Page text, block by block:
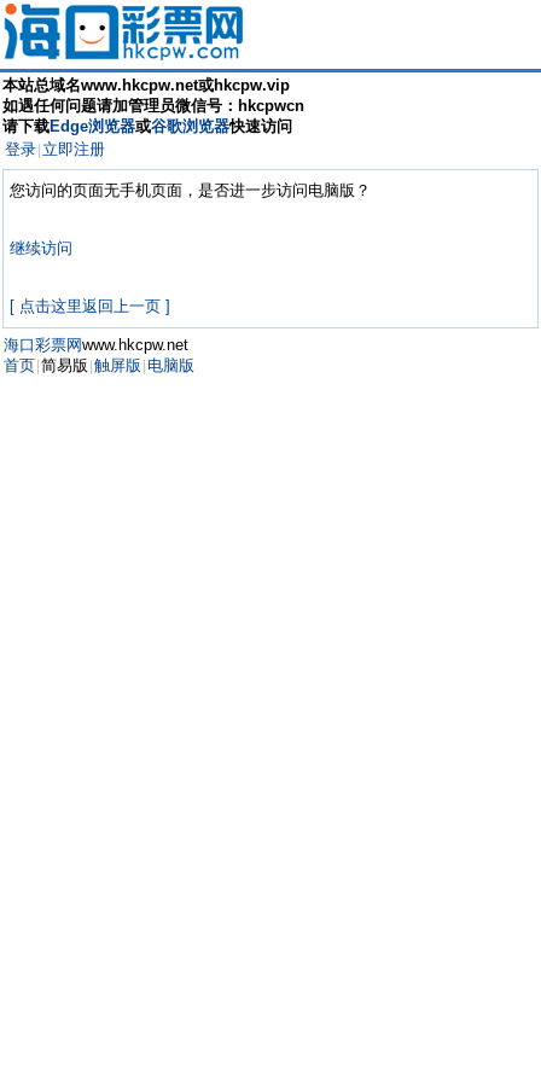
本站总域名www.hkcpw.net或hkcpw.vip
如遇任何问题请加管理员微信号：hkcpwcn
请下载Edge浏览器或谷歌浏览器快速访问
登录 立即注册
您访问的页面无手机页面，是否进一步访问电脑版？
继续访问
[ 点击这里返回上一页 ]
海口彩票网www.hkcpw.net
首页 简易版 触屏版 电脑版